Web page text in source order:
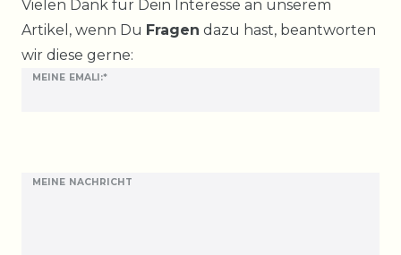
Vielen Dank für Dein Interesse an unserem
Artikel, wenn Du Fragen dazu hast, beantworten
wir diese gerne:
MEINE EMALI:*
MEINE NACHRICHT
Ceres::Template.mailFormHoneypotLabel